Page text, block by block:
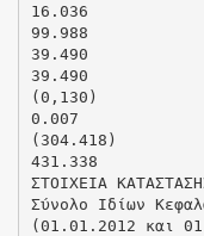
16.036
99.988
39.490
39.490
(0,130)
0.007
(304.418)
431.338
ΣΤΟΙΧΕΙΑ
Σύνολο Ιδίων
(01.01.2012 και